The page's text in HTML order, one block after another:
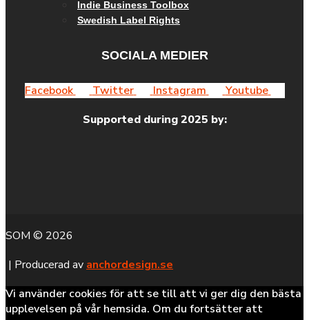
Indie Business Toolbox
Swedish Label Rights
SOCIALA MEDIER
Facebook Twitter Instagram
Youtube
Supported during 2025 by:
SOM © 2026
| Producerad av anchordesign.se
Vi använder cookies för att se till att vi ger dig den bästa
upplevelsen på vår hemsida. Om du fortsätter att